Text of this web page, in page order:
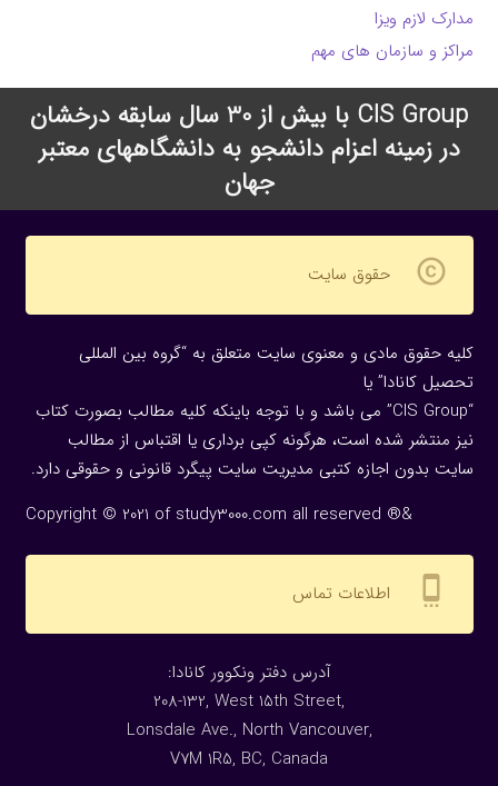
مدارک لازم ویزا
مراکز و سازمان های مهم
CIS Group با بیش از 30 سال سابقه درخشان
در زمینه اعزام دانشجو به دانشگاههای معتبر
جهان
copyright حقوق سایت
کلیه حقوق مادی و معنوی سایت متعلق به “گروه بین المللی
تحصیل کانادا” یا
“CIS Group” می باشد و با توجه باینکه کلیه مطالب بصورت کتاب
نیز منتشر شده است، هرگونه كپی برداری یا اقتباس از مطالب
سایت بدون اجازه كتبی مدیریت سایت پیگرد قانونی و حقوقی دارد.
Copyright © 2021 of study3000.com all reserved ®&
settings_cell اطلاعات تماس
:آدرس دفتر ونکوور کانادا
208-132, West 15th Street,
Lonsdale Ave., North Vancouver,
V7M 1R5, BC, Canada